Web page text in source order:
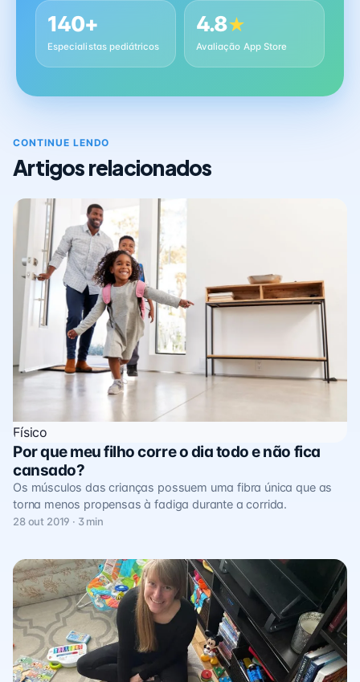
140+
Especialistas pediátricos
4.8★
Avaliação App Store
CONTINUE LENDO
Artigos relacionados
Físico
Por que meu filho corre o dia todo e não fica
cansado?
Os músculos das crianças possuem uma fibra única que as
torna menos propensas à fadiga durante a corrida.
28 out 2019 · 3 min